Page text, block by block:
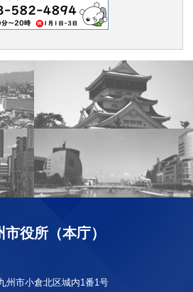
役所（本庁）
市小倉北区城内1番1号